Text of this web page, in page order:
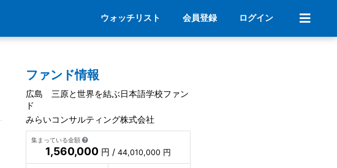
ウォッチリスト 会員登録 ログイン
ファンド情報
広島 三原と世界を結ぶ日本語学校ファン
ド
みらいコンサルティング株式会社
集まっている金額
1,560,000 円 /44,010,000 円